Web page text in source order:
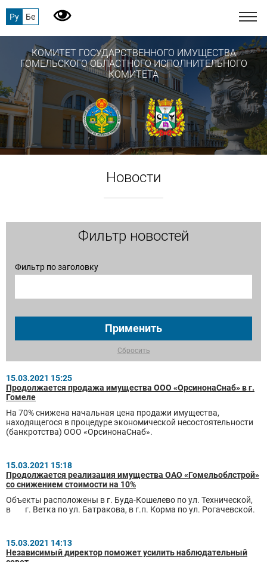
Ру Бе
КОМИТЕТ ГОСУДАРСТВЕННОГО ИМУЩЕСТВА
ГОМЕЛЬСКОГО ОБЛАСТНОГО ИСПОЛНИТЕЛЬНОГО
КОМИТЕТА
Новости
Сбросить
Фильтр новостей
Фильтр по заголовку
Применить
15.03.2021 15:25
Продолжается продажа имущества ООО «ОрсинонаСнаб» в г.
Гомеле
На 70% снижена начальная цена продажи имущества,
находящегося в процедуре экономической несостоятельности
(банкротства) ООО «ОрсинонаСнаб».
15.03.2021 15:18
Продолжается реализация имущества ОАО «Гомельоблстрой»
со снижением стоимости на 10%
Объекты расположены в г. Буда-Кошелево по ул. Технической,
в г. Ветка по ул. Батракова, в г.п. Корма по ул. Рогачевской.
15.03.2021 14:13
Независимый директор поможет усилить наблюдательный